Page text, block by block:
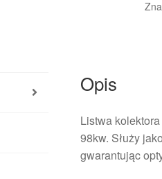
Opis
Listwa
98kw. Służy
gwarantując